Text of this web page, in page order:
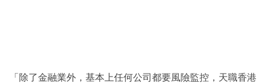
「除了金融業外，基本上任何公司都要風險監控，天職香港